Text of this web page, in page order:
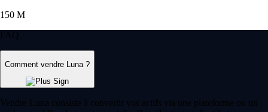
150 M
FAQ
Comment vendre Luna ?
Vendre Luna consiste à convertir vos actifs via une plateforme ou un